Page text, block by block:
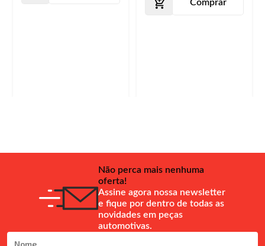
Comprar
Não perca mais nenhuma
oferta!
Assine agora nossa newsletter
e fique por dentro de todas as
novidades em peças
automotivas.